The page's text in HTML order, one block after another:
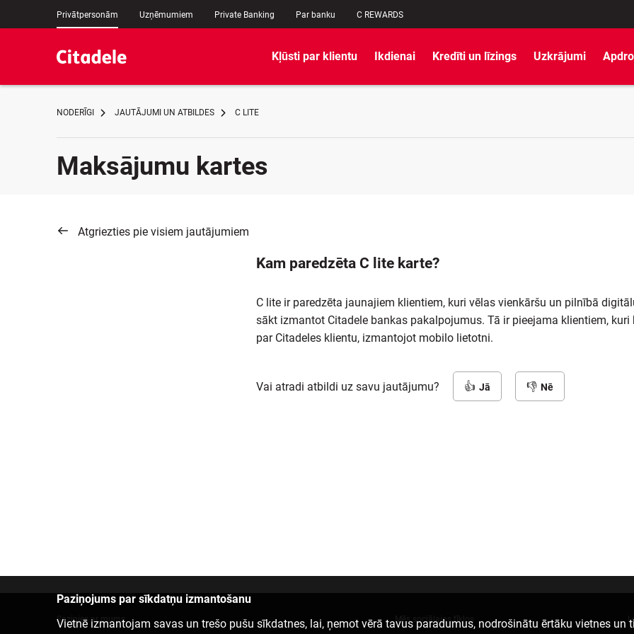
Privātpersonām Uzņēmumiem Private Banking Par banku C REWARDS
Kļūsti par klientu Ikdienai Kredīti un līzings Uzkrājumi
NODERĪGI JAUTĀJUMI UN ATBILDES C LITE
Maksājumu kartes
Atgriezties pie visiem jautājumiem
Kam paredzēta C lite karte?
C lite ir paredzēta jaunajiem klientiem, kuri vēlas vienkāršu un pilnībā
sākt izmantot Citadele bankas pakalpojumus. Tā ir pieejama klientiem, kuri
par Citadeles klientu, izmantojot mobilo lietotni.
Vai atradi atbildi uz savu jautājumu? Jā Nē
Paziņojums par sīkdatņu izmantošanu
Vietnē izmantojam savas un trešo pušu sīkdatnes, lai, ņemot vērā tavus paradumus, nodrošinātu ērtāku vietnes un
Sazinies ar mums Mēs sociālajos tīklos